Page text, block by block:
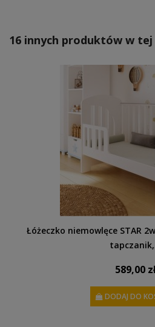
16 innych produktów w
Łóżeczko niemowlęce STAR
589,00
DODAJ DO